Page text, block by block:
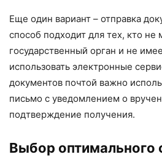
Еще один вариант – отправка
способ подходит для тех, кто
государственный орган и не
использовать электронные
документов почтой важно
письмо с уведомлением о
подтверждение получения.
Выбор оптимального